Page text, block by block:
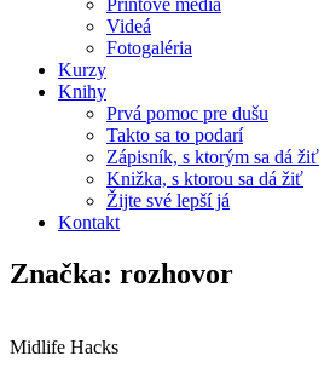
Printové médiá
Videá
Fotogaléria
Kurzy
Knihy
Prvá pomoc pre dušu
Takto sa to podarí
Zápisník, s ktorým sa dá žiť
Knižka, s ktorou sa dá žiť
Žijte své lepší já
Kontakt
Značka: rozhovor
Midlife Hacks